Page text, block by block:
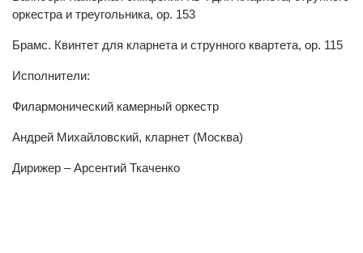
оркестра и треугольника, op. 153
Брамс. Квинтет для кларнета и струнного квартета, op. 115
Исполнители:
Филармонический камерный оркестр
Андрей Михайловский, кларнет (Москва)
Дирижер – Арсентий Ткаченко